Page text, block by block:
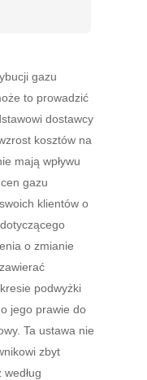
gazu
to prowadzić
dostawcy
kosztów na
mają wpływu
gazu
klientów o
o zmianie
podwyżki
jego prawie do
Ta ustawa nie
zbyt